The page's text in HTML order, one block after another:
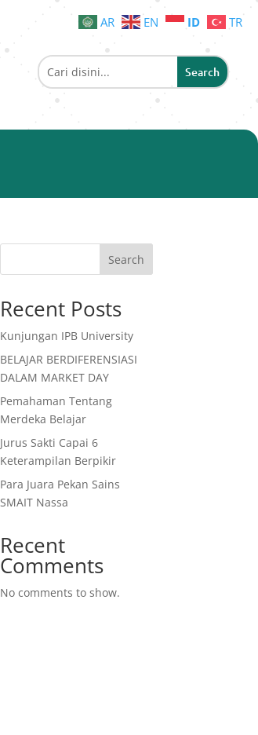
Search
Recent Posts
Kunjungan IPB University
BELAJAR BERDIFERENSIASI
DALAM MARKET DAY
Pemahaman Tentang
Merdeka Belajar
Jurus Sakti Capai 6
Keterampilan Berpikir
Para Juara Pekan Sains
SMAIT Nassa
Recent
Comments
No comments to show.
AR EN ID TR